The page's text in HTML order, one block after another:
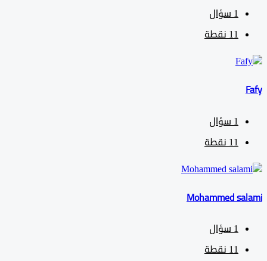
سؤال
نقطة
سؤال
نقطة
Mohammed
سؤال
نقطة